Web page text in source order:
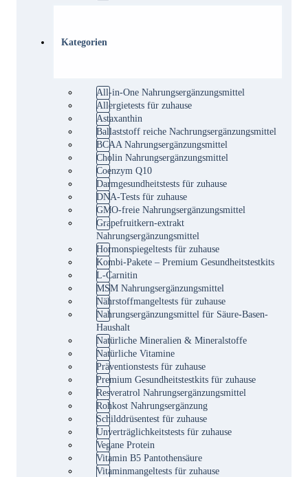
Kategorien
All-in-One Nahrungsergänzungsmittel
Allergietests für zuhause
Astaxanthin
Ballaststoff reiche Nachrungsergänzungsmittel
BCAA Nahrungsergänzungsmittel
Cholin Nahrungsergänzungsmittel
Coenzym Q10
Darmgesundheitstests für zuhause
DNA-Tests für zuhause
GMO-freie Nahrungsergänzungsmittel
Grapefruitkern-extrakt
Nahrungsergänzungsmittel
Hormonspiegeltests für zuhause
Kombi-Pakete – Premium Gesundheitstestkits
L-Carnitin
MSM Nahrungsergänzungsmittel
Nährstoffmangeltests für zuhause
Nahrungsergänzungsmittel für Säure-Basen-
Haushalt
Natürliche Mineralien & Mineralstoffe
Natürliche Vitamine
Präventionstests für zuhause
Premium Gesundheitstestkits für zuhause
Resveratrol Nahrungsergänzungsmittel
Rohkost Nahrungsergänzung
Schilddrüsentest für zuhause
Unverträglichkeitstests für zuhause
Vegane Protein
Vitamin B5 Pantothensäure
Vitaminmangeltests für zuhause